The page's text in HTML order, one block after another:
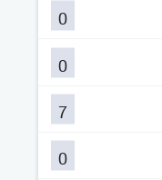
0
0
7
0